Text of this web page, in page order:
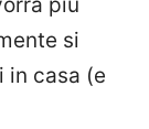
più
si
in casa (e